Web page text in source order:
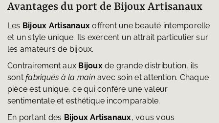
Avantages du port de Bijoux Artisanaux
Les Bijoux Artisanaux offrent une beauté intemporelle
et un style unique. Ils exercent un attrait particulier sur
les amateurs de bijoux.
Contrairement aux Bijouxde grande distribution, ils
sontfabriqués à la main avec soin et attention. Chaque
pièce est unique, ce qui confère une valeur
sentimentale et esthétique incomparable.
En portant des Bijoux Artisanaux, vous vous